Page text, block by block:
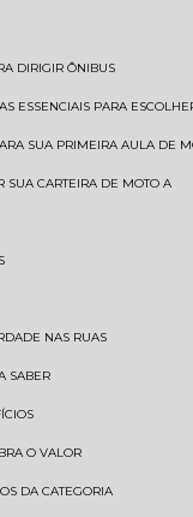
DIRIGIR ÔNIBUS
ESSENCIAIS PARA
SUA PRIMEIRA AULA DE
SUA CARTEIRA DE MOTO A
NAS RUAS
SABER
O VALOR
DA CATEGORIA